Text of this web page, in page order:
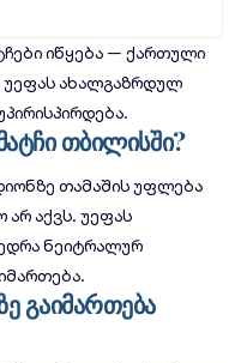
იწყება — ქართული
ახალგაზრდულ
თბილისში?
თამაშის უფლება
არ აქვს. უეფას
ნეიტრალურ
გაიმართება